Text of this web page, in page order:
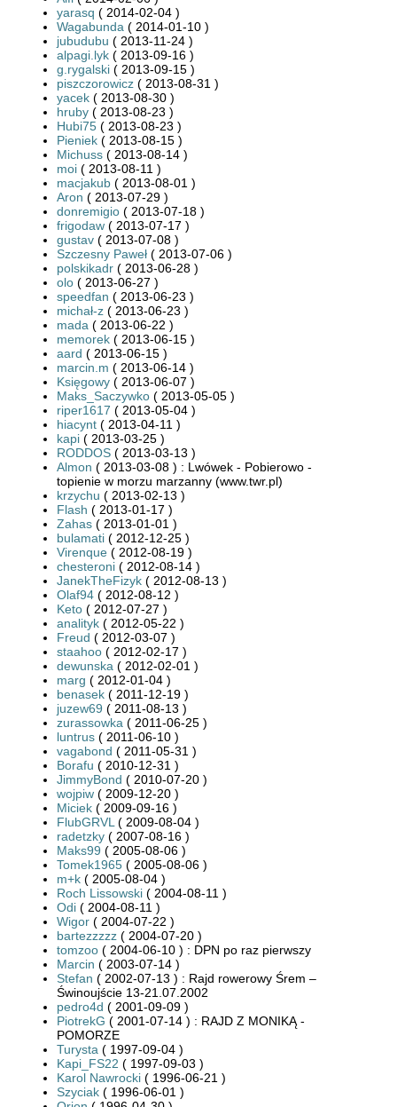
yarasq ( 2014-02-04 )
Wagabunda ( 2014-01-10 )
jubudubu ( 2013-11-24 )
alpagi.lyk ( 2013-09-16 )
g.rygalski ( 2013-09-15 )
piszczorowicz ( 2013-08-31 )
yacek ( 2013-08-30 )
hruby ( 2013-08-23 )
Hubi75 ( 2013-08-23 )
Pieniek ( 2013-08-15 )
Michuss ( 2013-08-14 )
moi ( 2013-08-11 )
macjakub ( 2013-08-01 )
Aron ( 2013-07-29 )
donremigio ( 2013-07-18 )
frigodaw ( 2013-07-17 )
gustav ( 2013-07-08 )
Szczesny Paweł ( 2013-07-06 )
polskikadr ( 2013-06-28 )
olo ( 2013-06-27 )
speedfan ( 2013-06-23 )
michał-z ( 2013-06-23 )
mada ( 2013-06-22 )
memorek ( 2013-06-15 )
aard ( 2013-06-15 )
marcin.m ( 2013-06-14 )
Księgowy ( 2013-06-07 )
Maks_Saczywko ( 2013-05-05 )
riper1617 ( 2013-05-04 )
hiacynt ( 2013-04-11 )
kapi ( 2013-03-25 )
RODDOS ( 2013-03-13 )
Almon ( 2013-03-08 ) : Lwówek - Pobierowo -
topienie w morzu marzanny (www.twr.pl)
krzychu ( 2013-02-13 )
Flash ( 2013-01-17 )
Zahas ( 2013-01-01 )
bulamati ( 2012-12-25 )
Virenque ( 2012-08-19 )
chesteroni ( 2012-08-14 )
JanekTheFizyk ( 2012-08-13 )
Olaf94 ( 2012-08-12 )
Keto ( 2012-07-27 )
analityk ( 2012-05-22 )
Freud ( 2012-03-07 )
staahoo ( 2012-02-17 )
dewunska ( 2012-02-01 )
marg ( 2012-01-04 )
benasek ( 2011-12-19 )
juzew69 ( 2011-08-13 )
zurassowka ( 2011-06-25 )
luntrus ( 2011-06-10 )
vagabond ( 2011-05-31 )
Borafu ( 2010-12-31 )
JimmyBond ( 2010-07-20 )
wojpiw ( 2009-12-20 )
Miciek ( 2009-09-16 )
FlubGRVL ( 2009-08-04 )
radetzky ( 2007-08-16 )
Maks99 ( 2005-08-06 )
Tomek1965 ( 2005-08-06 )
m+k ( 2005-08-04 )
Roch Lissowski ( 2004-08-11 )
Odi ( 2004-08-11 )
Wigor ( 2004-07-22 )
bartezzzzz ( 2004-07-20 )
tomzoo ( 2004-06-10 ) : DPN po raz pierwszy
Marcin ( 2003-07-14 )
Stefan ( 2002-07-13 ) : Rajd rowerowy Śrem –
Świnoujście 13-21.07.2002
pedro4d ( 2001-09-09 )
PiotrekG ( 2001-07-14 ) : RAJD Z MONIKĄ -
POMORZE
Turysta ( 1997-09-04 )
Kapi_FS22 ( 1997-09-03 )
Karol Nawrocki ( 1996-06-21 )
Szyciak ( 1996-06-01 )